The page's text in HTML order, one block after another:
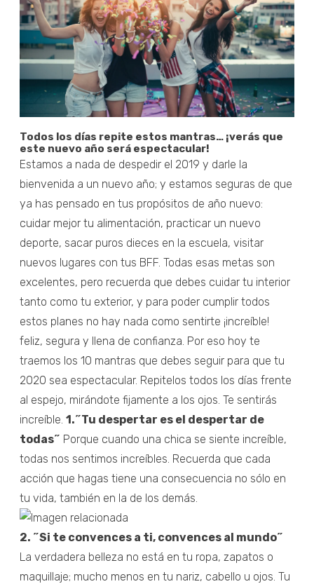
Todos los días repite estos mantras… ¡verás que
este nuevo año será espectacular!
Estamos a nada de despedir el 2019 y darle la
bienvenida a un nuevo año; y estamos seguras de que
ya has pensado en tus propósitos de año nuevo:
cuidar mejor tu alimentación, practicar un nuevo
deporte, sacar puros dieces en la escuela, visitar
nuevos lugares con tus BFF. Todas esas metas son
excelentes, pero recuerda que debes cuidar tu interior
tanto como tu exterior, y para poder cumplir todos
estos planes no hay nada como sentirte ¡increíble!
feliz, segura y llena de confianza. Por eso hoy te
traemos los 10 mantras que debes seguir para que tu
2020 sea espectacular. Repitelos todos los días frente
al espejo, mirándote fijamente a los ojos. Te sentirás
increíble. 1.˝Tu despertar es el despertar de
todas˝ Porque cuando una chica se siente increíble,
todas nos sentimos increíbles. Recuerda que cada
acción que hagas tiene una consecuencia no sólo en
tu vida, también en la de los demás.
2. ˝Si te convences a ti, convences al mundo˝
La verdadera belleza no está en tu ropa, zapatos o
maquillaje; mucho menos en tu nariz, cabello u ojos. Tu